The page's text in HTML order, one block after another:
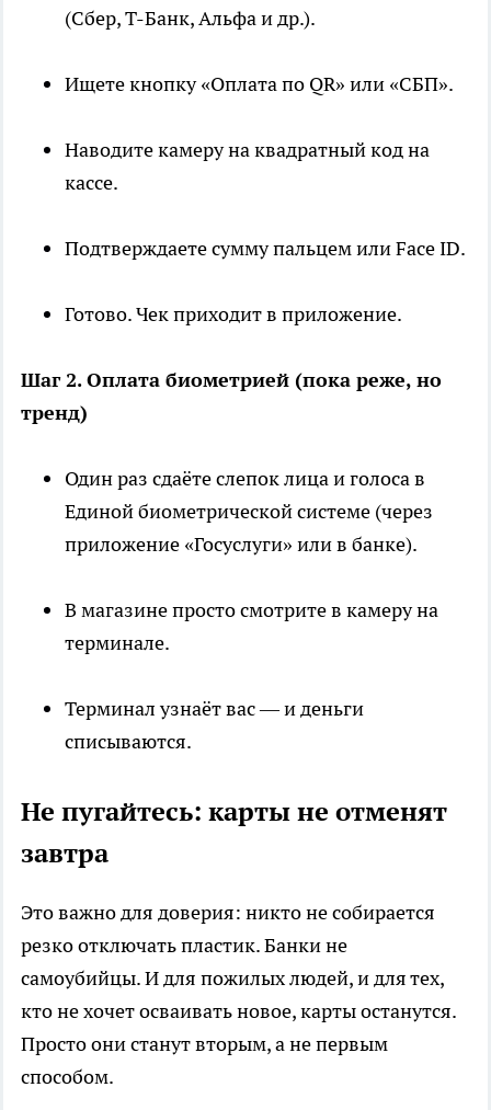
(Сбер, Т-Банк, Альфа и др.).
Ищете кнопку «Оплата по QR» или «СБП».
Наводите камеру на квадратный код на
кассе.
Подтверждаете сумму пальцем или Face ID.
Готово. Чек приходит в приложение.
Шаг 2. Оплата биометрией (пока реже, но
тренд)
Один раз сдаёте слепок лица и голоса в
Единой биометрической системе (через
приложение «Госуслуги» или в банке).
В магазине просто смотрите в камеру на
терминале.
Терминал узнаёт вас — и деньги
списываются.
Не пугайтесь: карты не отменят
завтра
Это важно для доверия: никто не собирается
резко отключать пластик. Банки не
самоубийцы. И для пожилых людей, и для тех,
кто не хочет осваивать новое, карты останутся.
Просто они станут вторым, а не первым
способом.